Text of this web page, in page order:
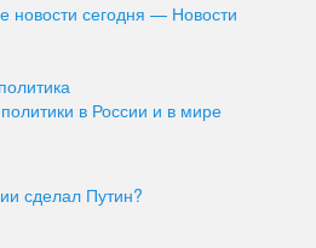
сегодня — Новости
в России и в мире
сделал Путин?